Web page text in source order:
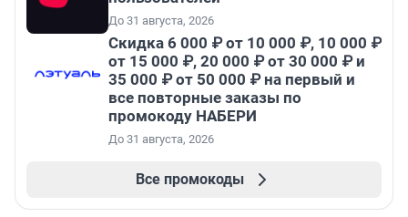
До 31 августа, 2026
Скидка 6 000 ₽ от 10 000 ₽, 10 000 ₽
от 15 000 ₽, 20 000 ₽ от 30 000 ₽ и
35 000 ₽ от 50 000 ₽ на первый и
все повторные заказы по
промокоду НАБЕРИ
До 31 августа, 2026
Все промокоды